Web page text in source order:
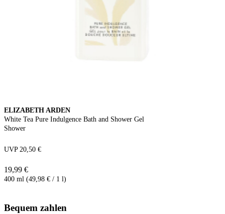
ELIZABETH ARDEN
White Tea Pure Indulgence Bath and Shower Gel
Shower
UVP 20,50 €
19,99 €
400 ml (49,98 € / 1 l)
Bequem zahlen